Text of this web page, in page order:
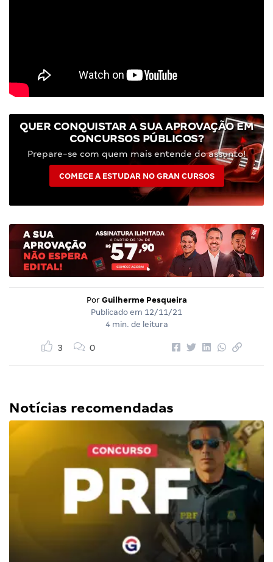
QUER CONQUISTAR A SUA APROVAÇÃO EM
CONCURSOS PÚBLICOS?
Prepare-se com quem mais entende do assunto!
COMECE A ESTUDAR NO GRAN CURSOS
Por Guilherme Pesqueira
Publicado em 12/11/21
4 min. de leitura
3 0
Notícias recomendadas